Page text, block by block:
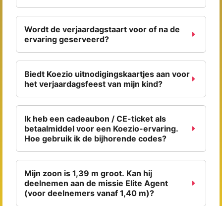
Wordt de verjaardagstaart voor of na de
ervaring geserveerd?
Biedt Koezio uitnodigingskaartjes aan voor
het verjaardagsfeest van mijn kind?
Ik heb een cadeaubon / CE-ticket als
betaalmiddel voor een Koezio-ervaring.
Hoe gebruik ik de bijhorende codes?
Mijn zoon is 1,39 m groot. Kan hij
deelnemen aan de missie Elite Agent
(voor deelnemers vanaf 1,40 m)?